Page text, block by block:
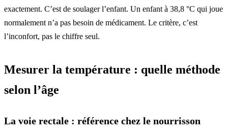
exactement. C’est de soulager l’enfant. Un enfant à 38,8 °C qui joue
normalement n’a pas besoin de médicament. Le critère, c’est
l’inconfort, pas le chiffre seul.
Mesurer la température : quelle méthode
selon l’âge
La voie rectale : référence chez le nourrisson